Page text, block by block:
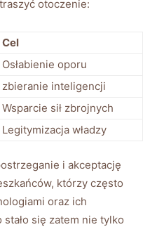
otoczenie:
Cel
Osłabienie oporu
zbieranie inteligencji
Wsparcie sił zbrojnych
Legitymizacja władzy
i akceptację
którzy często
oraz ich
się zatem nie tylko